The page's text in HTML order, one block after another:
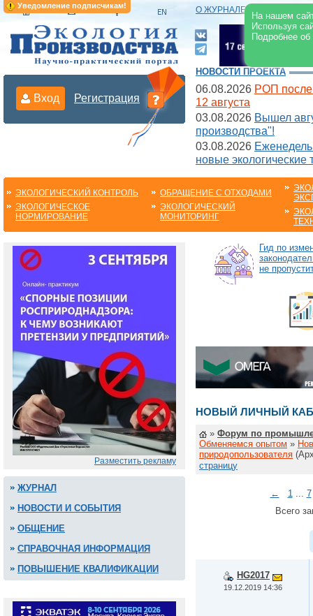
Уведомление подписчикам!
На нашем
Используя
Подробнее
О ЖУРНАЛЕ |
Вход Регистрация
НОВОСТИ ПРОЕКТА
06.08.2026 РОП после
12 августа
03.08.2026 Вышел
производства"!
03.08.2026
новые экологические
ЭКОЛОГИЧЕСКИЙ КОНТРОЛЬ
ЭКОЛОГИЧЕСКОЕ
НОРМИРОВАНИЕ
ОБРАЩЕНИЕ С ОТХОДАМИ
ЭКОЛОГИЧЕСКИЙ
МОНИТОРИНГ
Разместить рекламу
ЖУРНАЛ
НОВОСТИ И СОБЫТИЯ
ОБЩЕНИЕ
СПРАВОЧНАЯ ИНФОРМАЦИЯ
ПОВЫШЕНИЕ КВАЛИФИКАЦИИ
Гид по
не
НОВЫЙ ЛИЧНЫЙ
» Форум по
Обменяемся опытом »
природопользователя
страницу
← 1... 7
Всего
HG2017
19.12.2019 14:36